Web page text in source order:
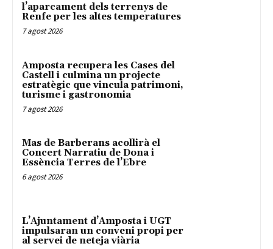
l’aparcament dels terrenys de
Renfe per les altes temperatures
7 agost 2026
Amposta recupera les Cases del
Castell i culmina un projecte
estratègic que vincula patrimoni,
turisme i gastronomia
7 agost 2026
Mas de Barberans acollirà el
Concert Narratiu de Dona i
Essència Terres de l’Ebre
6 agost 2026
L’Ajuntament d’Amposta i UGT
impulsaran un conveni propi per
al servei de neteja viària